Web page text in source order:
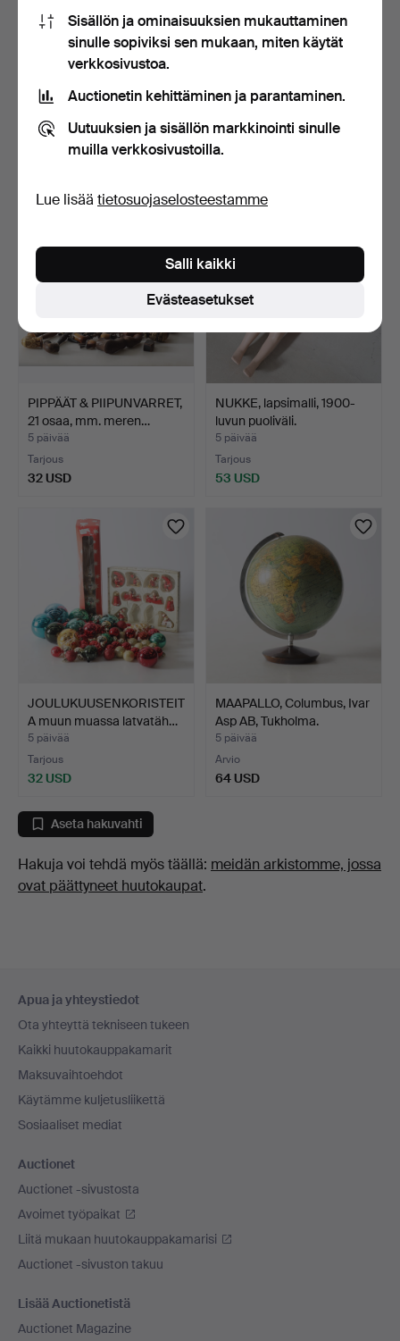
METSÄSTYSJAKKARAT, 2
kpl, 1900-luku.
5 päivää
DVD-SOITIN, E235,
Samsung.
5 päivää
Arvio
PIPPÄÄT & PIIPUNVARRET,
21 osaa, mm. meren…
5 päivää
Tarjous
32 USD
NUKKE, lapsimalli, 1900-
luvun puoliväli.
5 päivää
Tarjous
53 USD
JOULUKUUSENKORISTEIT
A muun muassa latvatäh…
5 päivää
Tarjous
32 USD
MAAPALLO, Columbus, Ivar
Asp AB, Tukholma.
5 päivää
Arvio
64 USD
Aseta hakuvahti
Hakuja voi tehdä myös täällä: meidän arkistomme, jossa
ovat päättyneet huutokaupat.
Apua ja yhteystiedot
Ota yhteyttä tekniseen tukeen
Kaikki huutokauppakamarit
Maksuvaihtoehdot
Käytämme kuljetusliikettä
Sosiaaliset mediat
Auctionet
Auctionet -sivustosta
Avoimet työpaikat
Liitä mukaan huutokauppakamarisi
Auctionet -sivuston takuu
Lisää Auctionetistä
Auctionet Magazine
Sisällön ja ominaisuuksien mukauttaminen
sinulle sopiviksi sen mukaan, miten käytät
verkkosivustoa.
Auctionetin kehittäminen ja parantaminen.
Uutuuksien ja sisällön markkinointi sinulle
muilla verkkosivustoilla.
Lue lisää tietosuojaselosteestamme
Evästeasetukset
Salli kaikki